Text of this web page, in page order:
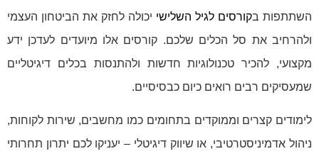
השתתפות בקורסים לגיל השלישי יכולה לחזק את הביטחון העצמי
ולהרחיב את סל הכלים שלכם. קורסים אלו מיועדים לעדכן ידע
מקצועי, להכיר טכנולוגיות חדשות ולהתנסות בכלים דיגיטליים
שמעסיקים רבים רואים כיום כבסיסיים.
לימודים קצרים וממוקדים בתחומים כמו מחשבים, שירות לקוחות,
ניהול אדמיניסטרטיבי, או שיווק דיגיטלי – יעניקו לכם יתרון תחרותי